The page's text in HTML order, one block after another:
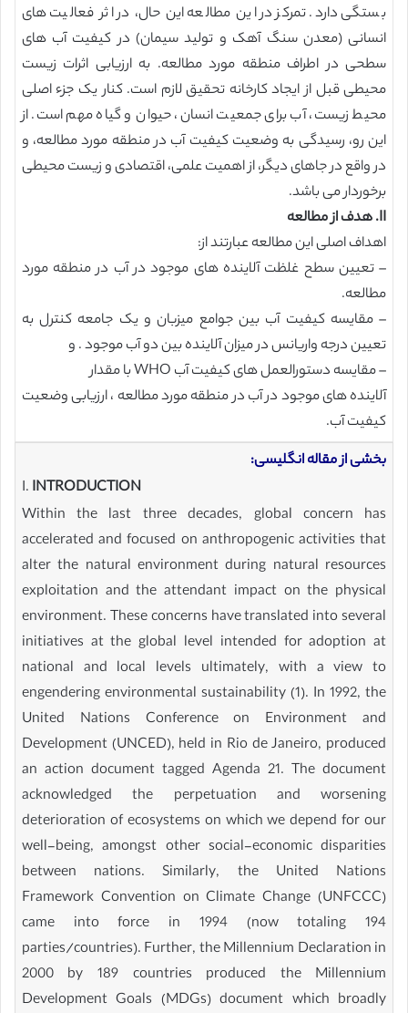
بستگی دارد. تمرکز در این مطالعه این حال، در اثر فعالیت های
انسانی (معدن سنگ آهک و تولید سیمان) در کیفیت آب های
سطحی در اطراف منطقه مورد مطالعه. به ارزیابی اثرات زیست
محیطی قبل از ایجاد کارخانه تحقیق لازم است. کنار یک جزء اصلی
محیط زیست، آب برای جمعیت انسان، حیوان و گیاه مهم است. از
این رو، رسیدگی به وضعیت کیفیت آب در منطقه مورد مطالعه، و
در واقع در جاهای دیگر، از اهمیت علمی، اقتصادی و زیست محیطی
برخوردار می باشد.
II. هدف از مطالعه
اهداف اصلی این مطالعه عبارتند از:
– تعیین سطح غلظت آلاینده های موجود در آب در منطقه مورد
مطالعه.
– مقایسه کیفیت آب بین جوامع میزبان و یک جامعه کنترل به
تعیین درجه واریانس در میزان آلاینده بین دو آب موجود . و
– مقایسه دستورالعمل های کیفیت آب WHO با مقدار
آلاینده های موجود در آب در منطقه مورد مطالعه ، ارزیابی وضعیت
کیفیت آب.
بخشی از مقاله انگلیسی:
I. INTRODUCTION
Within the last three decades, global concern has
accelerated and focused on anthropogenic activities that
alter the natural environment during natural resources
exploitation and the attendant impact on the physical
environment. These concerns have translated into several
initiatives at the global level intended for adoption at
national and local levels ultimately, with a view to
engendering environmental sustainability (1). In 1992, the
United Nations Conference on Environment and
Development (UNCED), held in Rio de Janeiro, produced
an action document tagged Agenda 21. The document
acknowledged the perpetuation and worsening
deterioration of ecosystems on which we depend for our
well-being, amongst other social-economic disparities
between nations. Similarly, the United Nations
Framework Convention on Climate Change (UNFCCC)
came into force in 1994 (now totaling 194
parties/countries). Further, the Millennium Declaration in
2000 by 189 countries produced the Millennium
Development Goals (MDGs) document which broadly